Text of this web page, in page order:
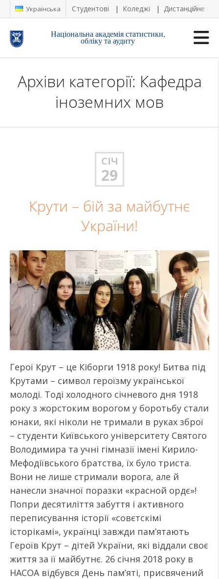
Українська Студентові Коледжі Дистанційне
Національна академія статистики,
обліку та аудиту
Архіви категорії: Кафедра
іноземних мов
СІЧ
29
Крути – бій за майбутнє
України!
Герої Крут – це Кіборги 1918 року! Битва під
Крутами – символ героїзму української
молоді. Тоді холодного січневого дня 1918
року з жорстоким ворогом у боротьбу стали
юнаки, які ніколи не тримали в руках зброї
– студенти Київського університету Святого
Володимира та учні гімназії імені Кирило-
Мефодіївського братства, їх було триста.
Вони не лише стримали ворога, але й
нанесли значної поразки «красной ордє»!
Попри десятиліття забуття і активного
переписування історії «совєтскімі
історікамі», українці завжди пам’ятають
Героїв Крут – дітей України, які віддали своє
життя за її майбутнє. 26 січня 2018 року в
НАСОА відбувся День пам’яті, присвячений